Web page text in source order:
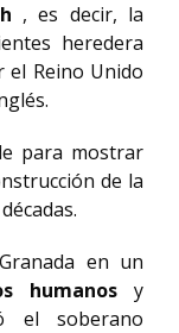
, es decir, la
heredera
Reino Unido
para mostrar
de la
en un
humanosy
el soberano